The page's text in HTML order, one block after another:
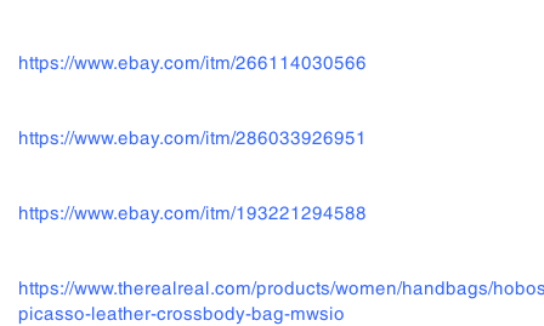
https://www.ebay.com/itm/266114030566
https://www.ebay.com/itm/286033926951
https://www.ebay.com/itm/193221294588
https://www.therealreal.com/products/women/handbags/
picasso-leather-crossbody-bag-mwsio